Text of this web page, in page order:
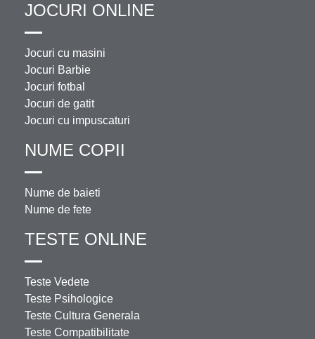
JOCURI ONLINE
Jocuri cu masini
Jocuri Barbie
Jocuri fotbal
Jocuri de gatit
Jocuri cu impuscaturi
NUME COPII
Nume de baieti
Nume de fete
TESTE ONLINE
Teste Vedete
Teste Psihologice
Teste Cultura Generala
Teste Compatibilitate